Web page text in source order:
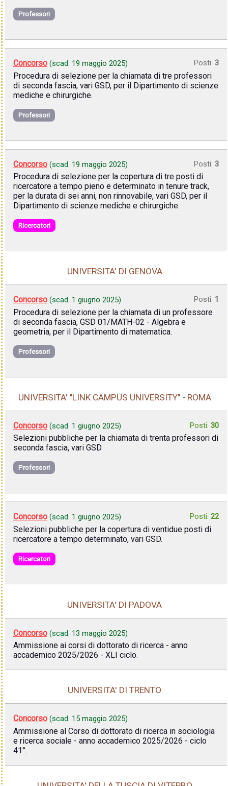
Professori
Concorso (scad. 19 maggio 2025) Posti: 3
Procedura di selezione per la chiamata di tre professori
di seconda fascia, vari GSD, per il Dipartimento di scienze
mediche e chirurgiche.
Professori
Concorso (scad. 19 maggio 2025) Posti: 3
Procedura di selezione per la copertura di tre posti di
ricercatore a tempo pieno e determinato in tenure track,
per la durata di sei anni, non rinnovabile, vari GSD, per il
Dipartimento di scienze mediche e chirurgiche.
Ricercatori
UNIVERSITA' DI GENOVA
Concorso (scad. 1 giugno 2025) Posti: 1
Procedura di selezione per la chiamata di un professore
di seconda fascia, GSD 01/MATH-02 - Algebra e
geometria, per il Dipartimento di matematica.
Professori
UNIVERSITA' "LINK CAMPUS UNIVERSITY" - ROMA
Concorso (scad. 1 giugno 2025) Posti: 30
Selezioni pubbliche per la chiamata di trenta professori di
seconda fascia, vari GSD
Professori
Concorso (scad. 1 giugno 2025) Posti: 22
Selezioni pubbliche per la copertura di ventidue posti di
ricercatore a tempo determinato, vari GSD.
Ricercatori
UNIVERSITA' DI PADOVA
Concorso (scad. 13 maggio 2025)
Ammissione ai corsi di dottorato di ricerca - anno
accademico 2025/2026 - XLI ciclo.
UNIVERSITA' DI TRENTO
Concorso (scad. 15 maggio 2025)
Ammissione al Corso di dottorato di ricerca in sociologia
e ricerca sociale - anno accademico 2025/2026 - ciclo
41°.